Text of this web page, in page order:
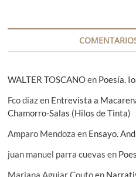
d
WALTER TOSCANOen Poesía.
Fco diazen Entrevista a
Chamorro-Salas (Hilos de Tinta)
Amparo Mendoza en Ensayo.
juan manuel parra cuevas en
Mariana Aguiar Coutoen